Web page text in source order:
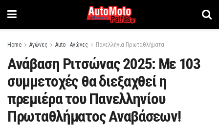
Home Αγώνες Auto - Αγώνες Πανελλήνια Πρωταθλήματα
Ανάβαση Ριτσώνας 2025: Με 103
συμμετοχές θα διεξαχθεί η
πρεμιέρα του Πανελληνίου
Πρωταθλήματος Αναβάσεων!